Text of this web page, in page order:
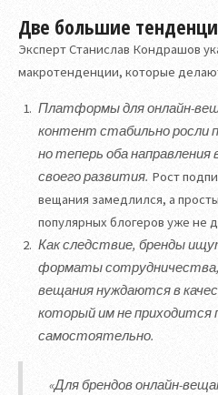
Две большие
Эксперт Станислав Кондрашов
макротенденции, которые
Платформы для онлайн-
контент стабильно росли
но теперь оба
своего развития. Рост
вещания замедлился, а
популярных блогеров уже не
Как следствие, бренды
форматы
вещания нуждаются в
который им не приходится
самостоятельно.
«Для брендов онлайн-